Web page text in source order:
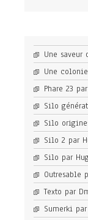
Une saveur
Une
Phare 23
Silo
Silo
Silo 2 par
Silo par
Outresable
Texto par
Sumerki